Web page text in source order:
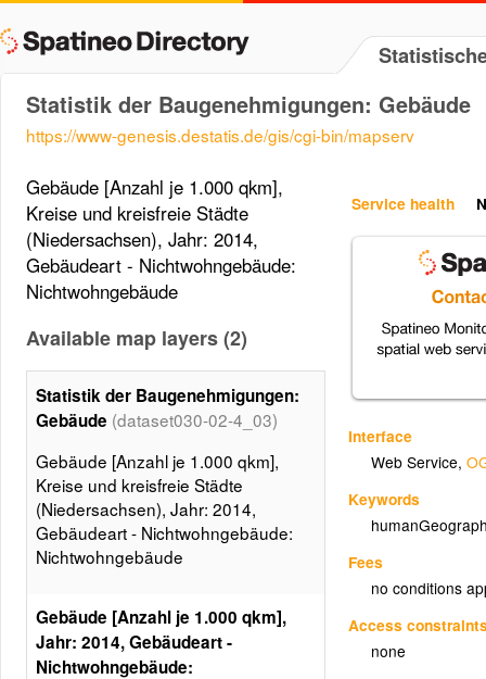
Statistik der Baugenehmigungen: Gebäude
https://www-genesis.destatis.de/gis/cgi-bin/mapserv
Service health
Interface
Web Service,
Keywords
Fees
no conditions
Access
none
Gebäude [Anzahl je 1.000 qkm],
Kreise und kreisfreie Städte
(Niedersachsen), Jahr: 2014,
Gebäudeart - Nichtwohngebäude:
Nichtwohngebäude
Available map layers (2)
Statistik der Baugenehmigungen:
Gebäude (dataset030-02-4_03)
Gebäude [Anzahl je 1.000 qkm],
Kreise und kreisfreie Städte
(Niedersachsen), Jahr: 2014,
Gebäudeart - Nichtwohngebäude:
Nichtwohngebäude
Gebäude [Anzahl je 1.000 qkm],
Jahr: 2014, Gebäudeart -
Nichtwohngebäude: